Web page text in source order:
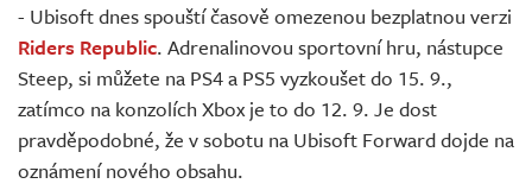
- Ubisoft dnes spouští časově omezenou bezplatnou verzi
Riders Republic. Adrenalinovou sportovní hru, nástupce
Steep, si můžete na PS4 a PS5 vyzkoušet do 15. 9.,
zatímco na konzolích Xbox je to do 12. 9. Je dost
pravděpodobné, že v sobotu na Ubisoft Forward dojde na
oznámení nového obsahu.